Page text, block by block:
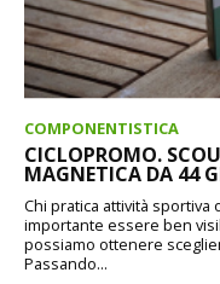
COMPONENTISTICA
CICLOPROMO.
MAGNETICA DA 44
Chi pratica attività
importante essere ben
possiamo ottenere
Passando...